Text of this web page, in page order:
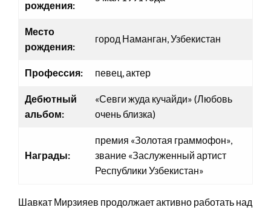
рождения:
Место
рождения:
город Наманган, Узбекистан
Профессия: певец, актер
Дебютный
альбом:
«Севги жуда кучайди» (Любовь
очень близка)
Награды:
премия «Золотая граммофон»,
звание «Заслуженный артист
Республики Узбекистан»
Шавкат Мирзияев продолжает активно работать над